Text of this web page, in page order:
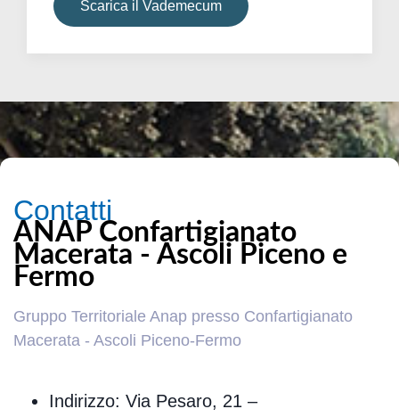
Scarica il Vademecum
Contatti
ANAP Confartigianato
Macerata - Ascoli Piceno e
Fermo
Gruppo Territoriale Anap presso Confartigianato
Macerata - Ascoli Piceno-Fermo
Indirizzo: Via Pesaro, 21 –